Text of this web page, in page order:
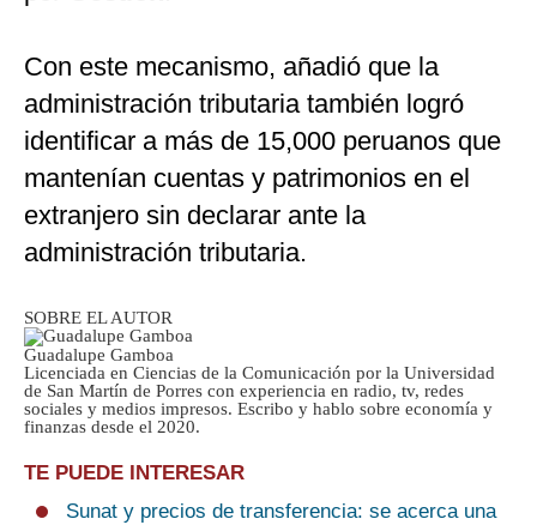
Con este mecanismo, añadió que la
administración tributaria también logró
identificar a más de 15,000 peruanos que
mantenían cuentas y patrimonios en el
extranjero sin declarar ante la
administración tributaria.
SOBRE EL AUTOR
Guadalupe Gamboa
Licenciada en Ciencias de la Comunicación por la Universidad
de San Martín de Porres con experiencia en radio, tv, redes
sociales y medios impresos. Escribo y hablo sobre economía y
finanzas desde el 2020.
TE PUEDE INTERESAR
Sunat y precios de transferencia: se acerca una